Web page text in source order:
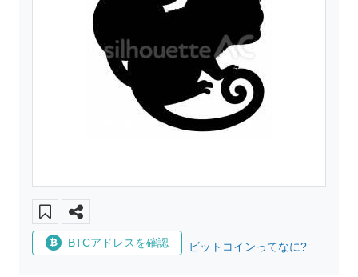
BTCアドレスを確認 ビットコインってなに?